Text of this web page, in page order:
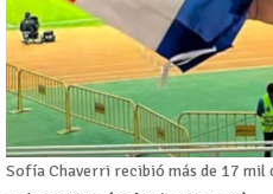
Sofía Chaverri recibió más de 17